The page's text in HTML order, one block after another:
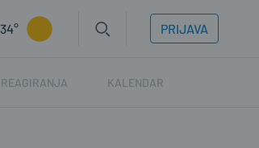
34° PRIJAVA
REAGIRANJA KALENDAR